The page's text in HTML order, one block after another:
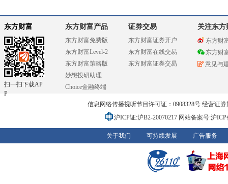
东方财富
扫一扫下载AP
P
东方财富产品
东方财富免费版
东方财富Level-2
东方财富策略版
妙想投研助理
Choice金融终端
证券交易
东方财富证券开户
东方财富在线交易
东方财富证券交易
关注东方
东方财
东方财
意见与
信息网络传播视听节目许可证：0908328号 经营证
沪ICP证:沪B2-20070217 网站备案号:沪
关于我们 可持续发展 广告服务